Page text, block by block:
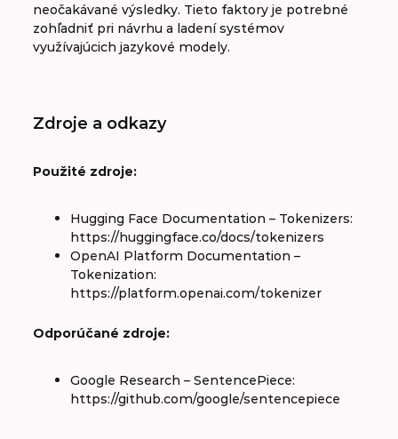
neočakávané výsledky. Tieto faktory je potrebné
zohľadniť pri návrhu a ladení systémov
využívajúcich jazykové modely.
Zdroje a odkazy
Použité zdroje:
Hugging Face Documentation – Tokenizers:
https://huggingface.co/docs/tokenizers
OpenAI Platform Documentation –
Tokenization:
https://platform.openai.com/tokenizer
Odporúčané zdroje:
Google Research – SentencePiece:
https://github.com/google/sentencepiece